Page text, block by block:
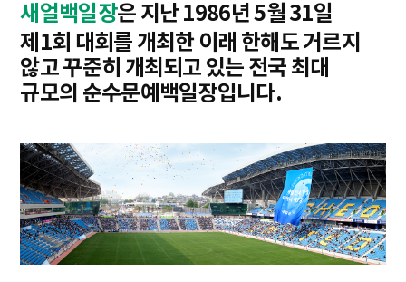
새얼백일장은 지난 1986년 5월 31일
제1회 대회를 개최한 이래 한해도 거르지
않고 꾸준히 개최되고 있는 전국 최대
규모의 순수문예백일장입니다.